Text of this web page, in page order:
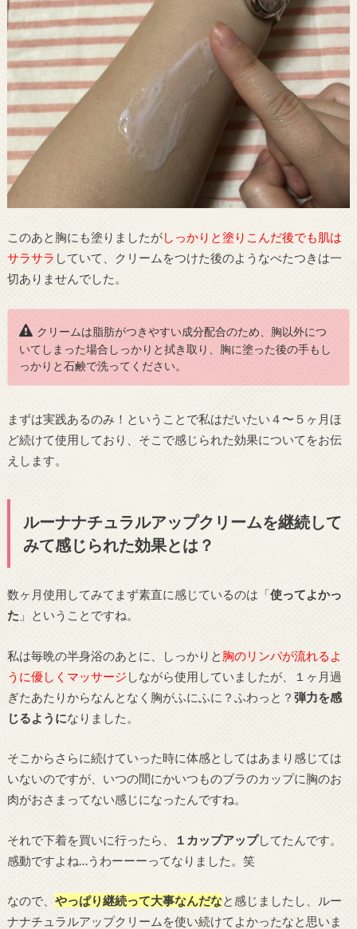
このあと胸にも塗りましたがしっかりと塗りこんだ後でも肌は
サラサラ していて、クリームをつけた後のようなべたつきは一
切ありませんでした。
クリームは脂肪がつきやすい成分配合のため、胸以外につ
いてしまった場合しっかりと拭き取り、胸に塗った後の手もし
っかりと石鹸で洗ってください。
まずは実践あるのみ！ということで私はだいたい４〜５ヶ月ほ
ど続けて使用しており、そこで感じられた効果についてをお伝
えします。
ルーナナチュラルアップクリームを継続して
みて感じられた効果とは？
数ヶ月使用してみてまず素直に感じているのは「使ってよかっ
た 」ということですね。
私は毎晩の半身浴のあとに、しっかりと 胸のリンパが流れるよ
うに優しくマッサージ しながら使用していましたが、１ヶ月過
ぎたあたりからなんとなく胸がふにふに？ふわっと？ 弾力を感
じるようになりました。
そこからさらに続けていった時に体感としてはあまり感じては
いないのですが、いつの間にかいつものブラのカップに胸のお
肉がおさまってない感じになったんですね。
それで下着を買いに行ったら、 １カップアップしてたんです。
感動ですよね…うわーーーってなりました。笑
なので、 やっぱり継続って大事なんだなと感じましたし、ルー
ナナチュラルアップクリームを使い続けてよかったなと思いま